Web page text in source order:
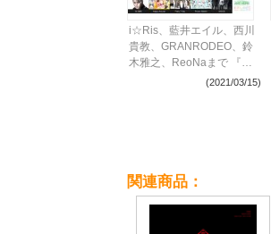
i☆Ris、藍井エイル、西川
貴教、GRANRODEO、鈴
木雅之、ReoNaまで 『ア
ニサマ2021』出演アーテ
(2021/03/15)
関連商品：